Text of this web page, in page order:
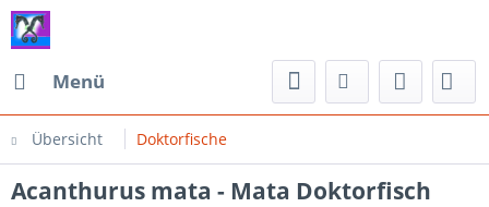
Menü
Übersicht Doktorfische
Acanthurus mata - Mata Doktorfisch